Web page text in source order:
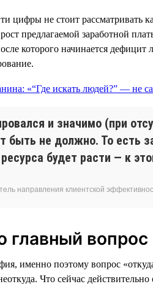
цифры не стоит
предлагаемой заработной
которого начинается
и значимо (при
быть не должно. То
будет расти — к
направления клиентской
главный вопрос
именно поэтому вопрос
Что сейчас